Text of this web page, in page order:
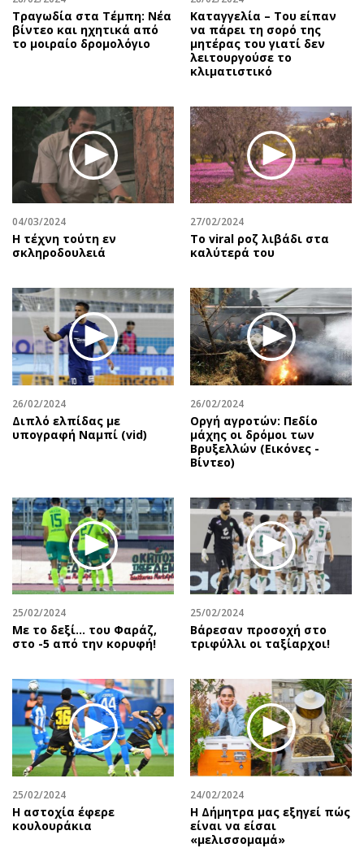
Τραγωδία στα Τέμπη: Νέα
βίντεο και ηχητικά από
το μοιραίο δρομολόγιο
Καταγγελία – Του είπαν
να πάρει τη σορό της
μητέρας του γιατί δεν
λειτουργούσε το
κλιματιστικό
04/03/2024
Η τέχνη τούτη εν
σκληροδουλειά
27/02/2024
Το viral ροζ λιβάδι στα
καλύτερά του
26/02/2024
Διπλό ελπίδας με
υπογραφή Ναμπί (vid)
26/02/2024
Οργή αγροτών: Πεδίο
μάχης οι δρόμοι των
Βρυξελλών (Εικόνες -
Βίντεο)
25/02/2024
Με το δεξί… του Φαράζ,
στο -5 από την κορυφή!
25/02/2024
Βάρεσαν προσοχή στο
τριφύλλι οι ταξίαρχοι!
25/02/2024
Η αστοχία έφερε
κουλουράκια
24/02/2024
H Δήμητρα μας εξηγεί πώς
είναι να είσαι
«μελισσομαμά»